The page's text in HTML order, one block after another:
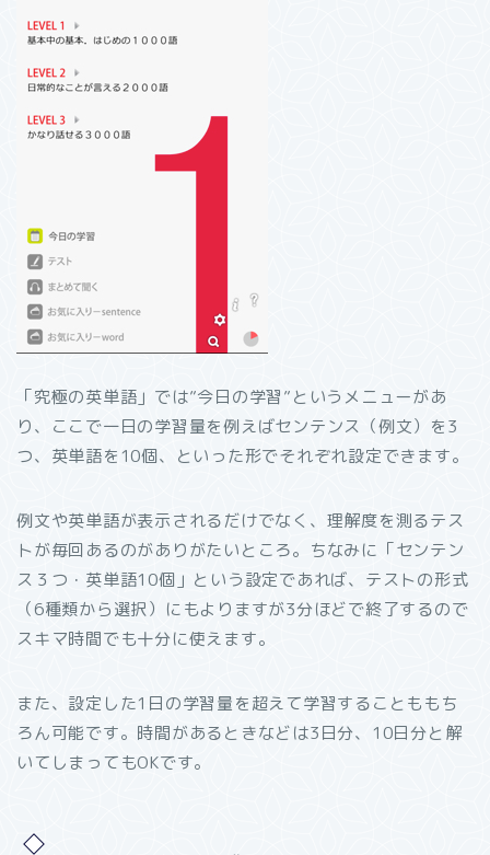
「究極の英単語」では”今日の学習”というメニューがあ
り、ここで一日の学習量を例えばセンテンス（例文）を3
つ、英単語を10個、といった形でそれぞれ設定できます。
例文や英単語が表示されるだけでなく、理解度を測るテス
トが毎回あるのがありがたいところ。ちなみに「センテン
ス３つ・英単語10個」という設定であれば、テストの形式
（6種類から選択）にもよりますが3分ほどで終了するので
スキマ時間でも十分に使えます。
また、設定した1日の学習量を超えて学習することももち
ろん可能です。時間があるときなどは3日分、10日分と解
いてしまってもOKです。